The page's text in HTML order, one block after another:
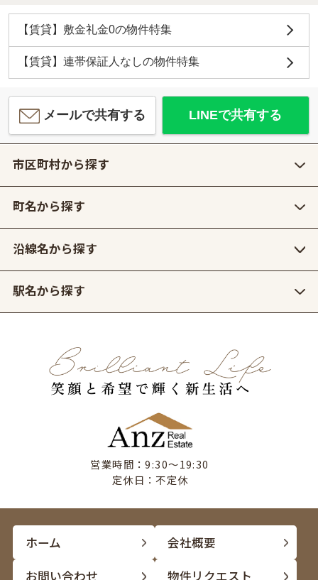
【賃貸】敷金礼金0の物件特集
【賃貸】連帯保証人なしの物件特集
メールで共有する LINEで共有する
市区町村から探す
町名から探す
沿線名から探す
駅名から探す
営業時間：9:30〜19:30
定休日：不定休
ホーム
会社概要
お問い合わせ
物件リクエスト